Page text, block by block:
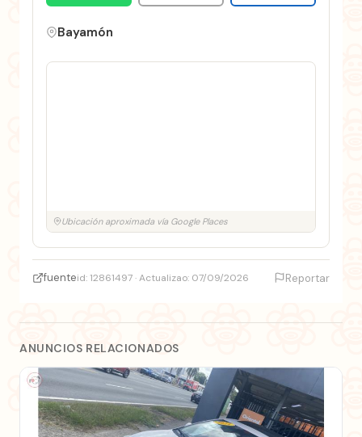
Bayamón
Ubicación aproximada vía Google Places
fuenteid: 12861497 · Actualizao: 07/09/2026 Reportar
ANUNCIOS RELACIONADOS